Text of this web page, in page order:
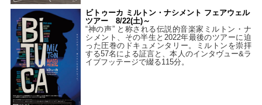
ビトゥーカ ミルトン・ナシメント フェアウェル
ツアー 8/22(土)～
“神の声” と称される伝説的音楽家ミルトン・ナ
シメント、その半生と2022年最後のツアーに迫
った圧巻のドキュメンタリー。ミルトンを崇拝
する57名による証言と、本人のインタヴュー&ラ
イブフッテージで綴る115分。